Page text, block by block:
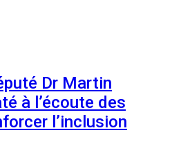
Dr Martin
à l’écoute des
l’inclusion